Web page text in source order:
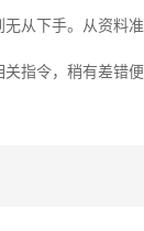
从下手。从资料
指令，稍有差错